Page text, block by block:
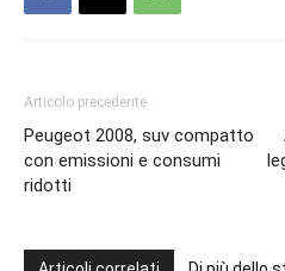
Articolo precedente
Peugeot 2008, suv compatto
con emissioni e consumi
ridotti